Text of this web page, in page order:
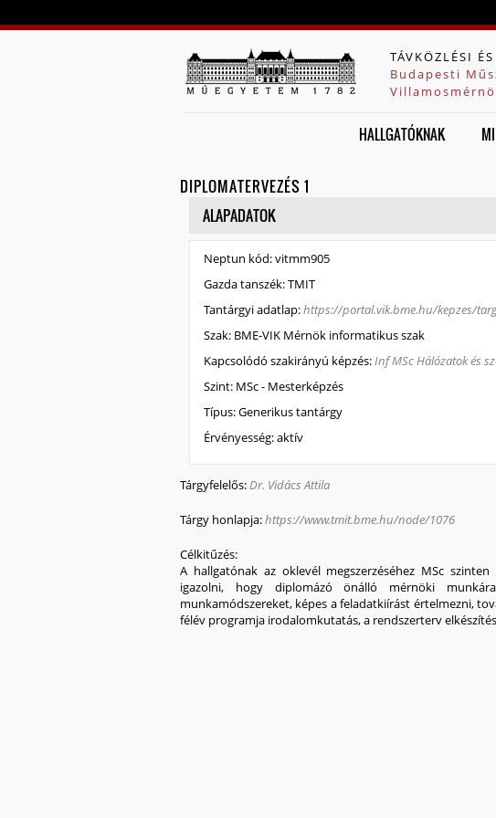
TÁVKÖZLÉSI
Budapesti
HALLGATÓKNAK MI
DIPLOMATERVEZÉS 1
ELREJT
ALAPADATOK
Neptun kód:vitmm905
Gazda tanszék:TMIT
Tantárgyi adatlap:https://portal.vik.bme.hu/kepzes/
Szak: BME-VIK Mérnök informatikus szak
Kapcsolódó szakirányú képzés: Inf MSc Hálózatok és
Szint: MSc - Mesterképzés
Típus:Generikus tantárgy
Érvényesség:aktív
Tárgyfelelős: Dr. Vidács Attila
Tárgy honlapja:https://www.tmit.bme.hu/node/1076
Célkitűzés:
A hallgatónak az oklevél megszerzéséhez MSc
igazolni, hogy diplomázó önálló mérnöki
munkamódszereket, képes a feladatkiírást értelmezni,
félév programja irodalomkutatás, a rendszerterv